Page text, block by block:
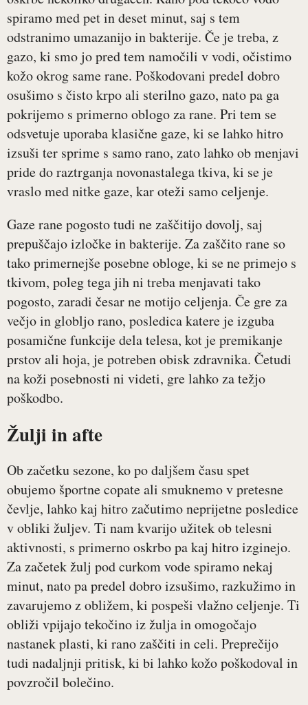
spiramo med pet in deset minut, saj s tem
odstranimo umazanijo in bakterije. Če je treba, z
gazo, ki smo jo pred tem namočili v vodi, očistimo
kožo okrog same rane. Poškodovani predel dobro
osušimo s čisto krpo ali sterilno gazo, nato pa ga
pokrijemo s primerno oblogo za rane. Pri tem se
odsvetuje uporaba klasične gaze, ki se lahko hitro
izsuši ter sprime s samo rano, zato lahko ob menjavi
pride do raztrganja novonastalega tkiva, ki se je
vraslo med nitke gaze, kar oteži samo celjenje.
Gaze rane pogosto tudi ne zaščitijo dovolj, saj
prepuščajo izločke in bakterije. Za zaščito rane so
tako primernejše posebne obloge, ki se ne primejo s
tkivom, poleg tega jih ni treba menjavati tako
pogosto, zaradi česar ne motijo celjenja. Če gre za
večjo in globljo rano, posledica katere je izguba
posamične funkcije dela telesa, kot je premikanje
prstov ali hoja, je potreben obisk zdravnika. Četudi
na koži posebnosti ni videti, gre lahko za težjo
poškodbo.
Žulji in afte
Ob začetku sezone, ko po daljšem času spet
obujemo športne copate ali smuknemo v pretesne
čevlje, lahko kaj hitro začutimo neprijetne posledice
v obliki žuljev. Ti nam kvarijo užitek ob telesni
aktivnosti, s primerno oskrbo pa kaj hitro izginejo.
Za začetek žulj pod curkom vode spiramo nekaj
minut, nato pa predel dobro izsušimo, razkužimo in
zavarujemo z obližem, ki pospeši vlažno celjenje. Ti
obliži vpijajo tekočino iz žulja in omogočajo
nastanek plasti, ki rano zaščiti in celi. Preprečijo
tudi nadaljnji pritisk, ki bi lahko kožo poškodoval in
povzročil bolečino.